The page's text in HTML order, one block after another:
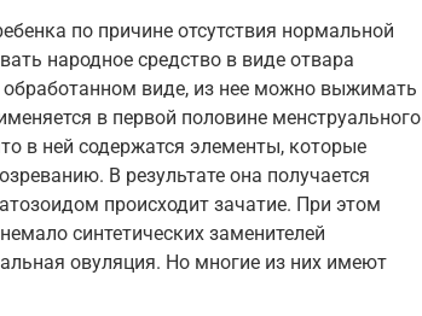
по причине отсутствия нормальной
народное средство в виде отвара
виде, из нее можно выжимать
в первой половине менструального
в ней содержатся элементы, которые
В результате она получается
происходит зачатие. При этом
синтетических заменителей
овуляция. Но многие из них имеют